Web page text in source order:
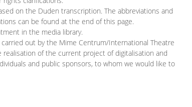
on the Duden transcription. The abbreviations and
can be found at the end of this page.
in the media library.
out by the Mime Centrum/International Theatre
of the current project of digitalisation and
and public sponsors, to whom we would like to